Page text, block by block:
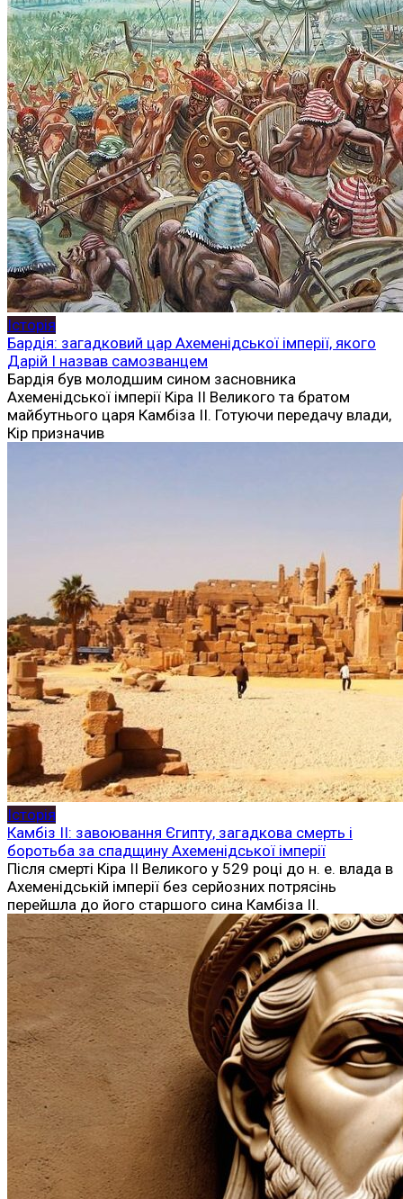
Історія
Бардія: загадковий цар Ахеменідської імперії, якого
Дарій I назвав самозванцем
Бардія був молодшим сином засновника
Ахеменідської імперії Кіра II Великого та братом
майбутнього царя Камбіза II. Готуючи передачу влади,
Кір призначив
Історія
Камбіз II: завоювання Єгипту, загадкова смерть і
боротьба за спадщину Ахеменідської імперії
Після смерті Кіра II Великого у 529 році до н. е. влада в
Ахеменідській імперії без серйозних потрясінь
перейшла до його старшого сина Камбіза II.